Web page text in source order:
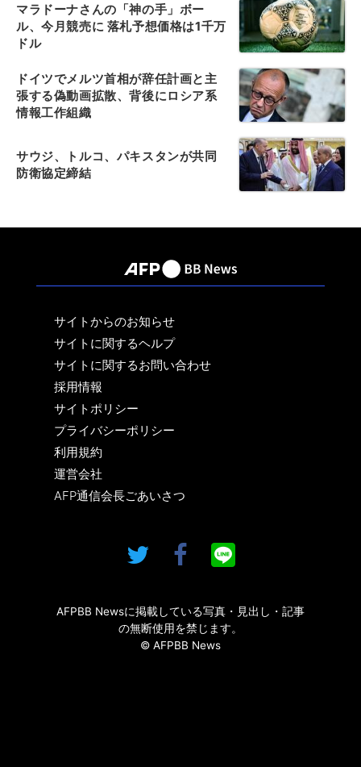
マラドーナさんの「神の手」ボー
ル、今月競売に 落札予想価格は1千万
ドル
ドイツでメルツ首相が辞任計画と主
張する偽動画拡散、背後にロシア系
情報工作組織
サウジ、トルコ、パキスタンが共同
防衛協定締結
サイトからのお知らせ
サイトに関するヘルプ
サイトに関するお問い合わせ
採用情報
サイトポリシー
プライバシーポリシー
利用規約
運営会社
AFP通信会長ごあいさつ
AFPBB Newsに掲載している写真・見出し・記事
の無断使用を禁じます。
© AFPBB News